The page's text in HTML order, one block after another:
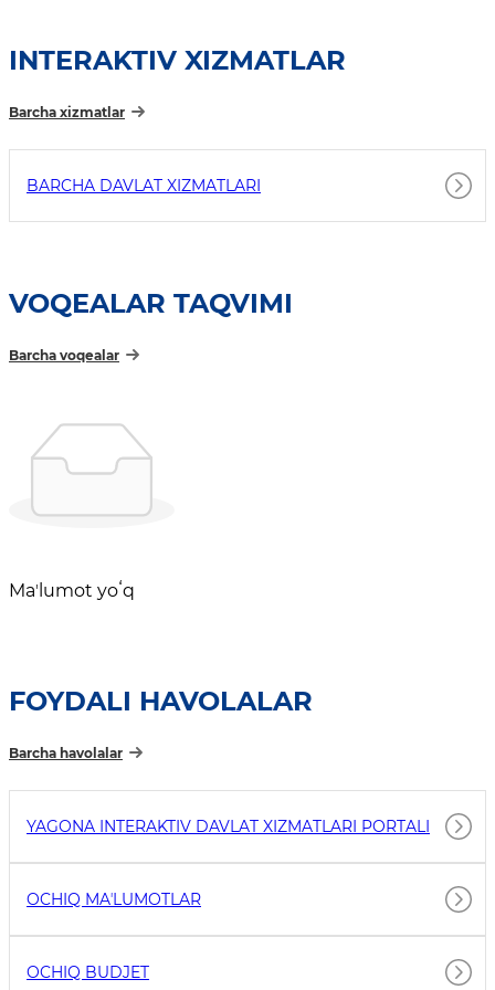
INTERAKTIV XIZMATLAR
Barcha xizmatlar
BARCHA DAVLAT XIZMATLARI
VOQEALAR TAQVIMI
Barcha voqealar
Maʼlumot yoʻq
FOYDALI HAVOLALAR
Barcha havolalar
YAGONA INTERAKTIV DAVLAT XIZMATLARI PORTALI
OCHIQ MAʼLUMOTLAR
OCHIQ BUDJET